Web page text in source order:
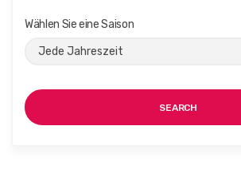
Wählen Sie eine Saison
SEARCH